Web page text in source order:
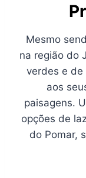
Mesmo
na região do
verdes e de
aos
paisagens.
opções de
do Pomar,